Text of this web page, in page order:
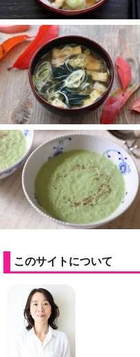
このサイトについて